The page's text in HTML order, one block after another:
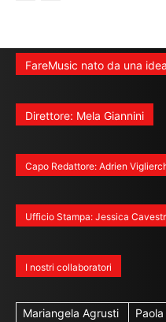
FareMusic nato da una
Direttore: Mela Giannini
Capo Redattore: Adrien
Ufficio Stampa: Jessica
I nostri collaboratori
Mariangela Agrusti